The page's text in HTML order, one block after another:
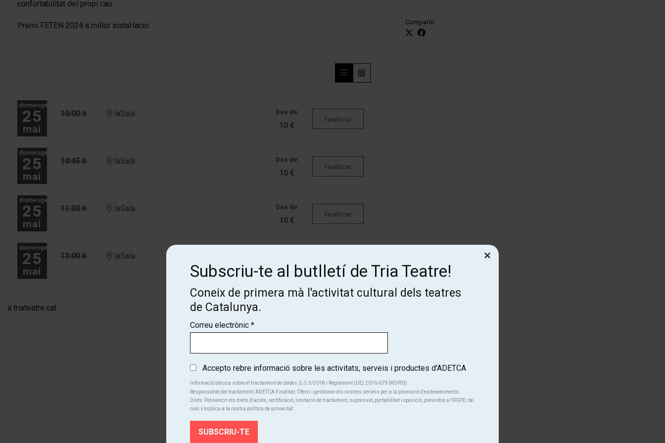
Compartir
confortabilitat del propi cau.
Premi FETEN 2024 a millor instal·lació.
diumenge
25
mai
10:00 h laSala Des de
10 €
Finalitzat
diumenge
25
mai
10:45 h laSala Des de
10 €
Finalitzat
diumenge
25
mai
11:30 h laSala Des de
10 €
Finalitzat
diumenge
25
mai
13:00 h laSala
10 €
a triateatre.cat
Subscriu-te al butlletí de Tria
Teatre!
Coneix de primera mà l'activitat cultural dels teatres de Catalunya.
Subscriu-te al butlletí de Tria Teatre!
Coneix de primera mà l'activitat cultural dels teatres
de Catalunya.
Correu electrònic *
Accepto rebre informació sobre les activitats, serveis i productes d'ADETCA
Informació bàsica sobre el tractament de dades (LO 3/2018 i Reglament (UE) 2016/679 ]RGPD])
Responsable del tractament: ADETCA Finalitat: Oferir i gestionar els nostres serveis per a la promoció d’esdeveniments.
Drets: Pot exercir els drets d’accés, rectificació, limitació de tractament, supressió, portabilitat i oposició, previstos a l’RGPD, tal
com s’explica a la nostra política de privacitat.
×